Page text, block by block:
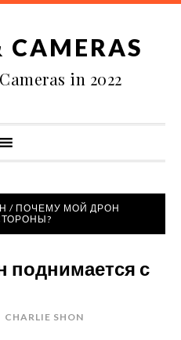
CAMERAS
in 2022
/ ПОЧЕМУ МОЙ ДРОН
поднимается с
CHARLIE SHON